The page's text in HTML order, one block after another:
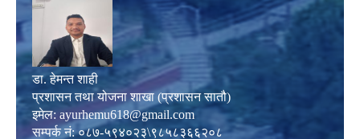
डा. हेमन्त शाही
प्रशासन तथा योजना शाखा (प्रशासन सातौ)
इमेल: ayurhemu618@gmail.com
सम्पर्क नं: ०८७-५९४०२३\९८५८३६६२०८